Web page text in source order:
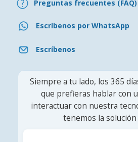
Preguntas frecuentes (FAQ)
Escríbenos por WhatsApp
Escríbenos
Siempre a tu lado, los 365
que prefieras hablar con
interactuar con nuestra
tenemos la